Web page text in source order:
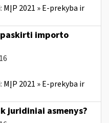
MĮP 2021 » E-prekyba ir
paskirti importo
MĮP 2021 » E-prekyba ir
juridiniai asmenys?